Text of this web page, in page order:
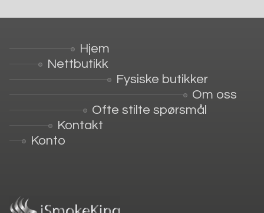
Hjem
Nettbutikk
Fysiske butikker
Om oss
Ofte stilte spørsmål
Kontakt
Konto